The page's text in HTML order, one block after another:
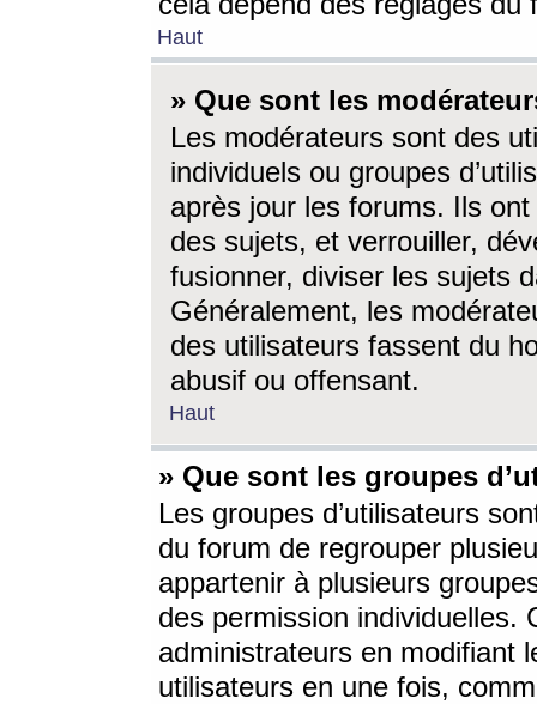
Haut
» Que sont les
Les modérateurs sont des
individuels ou groupes
après jour les forums. Ils ont
des sujets, et verrouiller,
fusionner, diviser les sujets
Généralement, les
des utilisateurs fassent du
abusif ou offensant.
Haut
» Que sont les groupes
Les groupes d’utilisateurs
du forum de regrouper
appartenir à plusieurs
des permission individuelles.
administrateurs en modifiant
utilisateurs en une fois,